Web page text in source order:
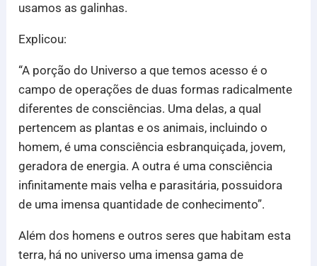
usamos as galinhas.
Explicou:
“A porção do Universo a que temos acesso é o
campo de operações de duas formas radicalmente
diferentes de consciências. Uma delas, a qual
pertencem as plantas e os animais, incluindo o
homem, é uma consciência esbranquiçada, jovem,
geradora de energia. A outra é uma consciência
infinitamente mais velha e parasitária, possuidora
de uma imensa quantidade de conhecimento”.
Além dos homens e outros seres que habitam esta
terra, há no universo uma imensa gama de